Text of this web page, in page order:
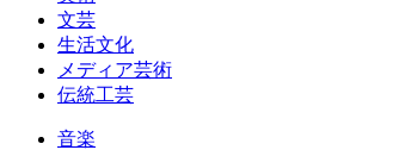
文芸
生活文化
メディア芸術
伝統工芸
音楽